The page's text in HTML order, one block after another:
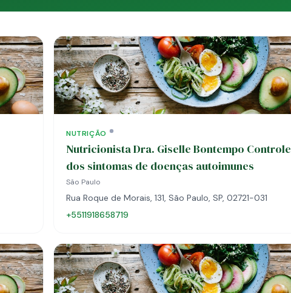
NUTRIÇÃO
Nutricionista Dra. Giselle Bontempo Controle
dos sintomas de doenças autoimunes
São Paulo
Rua Roque de Morais, 131, São Paulo, SP, 02721-031
+5511918658719